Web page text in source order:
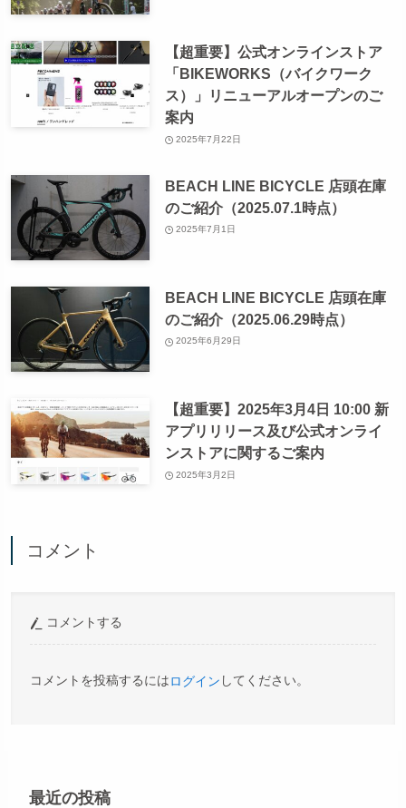
【超重要】公式オンラインストア
「BIKEWORKS（バイクワーク
ス）」リニューアルオープンのご
案内
2025年7月22日
BEACH LINE BICYCLE 店頭在庫
のご紹介（2025.07.1時点）
2025年7月1日
BEACH LINE BICYCLE 店頭在庫
のご紹介（2025.06.29時点）
2025年6月29日
【超重要】2025年3月4日 10:00 新
アプリリリース及び公式オンライ
ンストアに関するご案内
2025年3月2日
コメント
コメントする
コメントを投稿するにはログイン してください。
最近の投稿